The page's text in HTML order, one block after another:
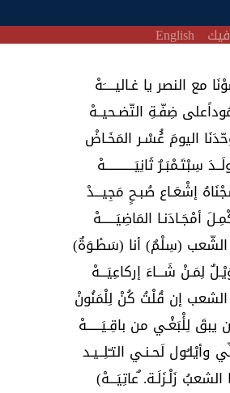
English
مع النصر يا غـاليـــــَهْ
ضِفّـةِ التّضـحيــهْ
اليومَ عُُسْـر المَخَـاضْ
سِبْتَـمْبَـرٌ ثَانِيَــــــــــــهْ
إشْعَـاع صُبـحٍ مَجِيـــدْ
أمْجَـادَنـا المَاضِيَــــــهْ
الشّعب (سِلْمٌ) أنا (سَطٔـوَةٌ)
لِمَـنْ شَـــاءَ إركاعِيَـــهْ
الشعب إن قُلْتُ كُنْ لِلْمَنُونْ
يبقَ لِلْٔبَغْـي من باقِـيَــــــهْ
وأيْلـُول لَحـنـي التـّلِــيـد
الشعبُ زَلْـزَلَـة. ٌعاتِيَـــهْ)